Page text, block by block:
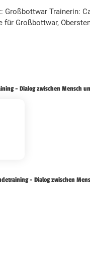
Großbottwar Trainerin:
Großbottwar,
- Dialog zwischen Mensch
- Dialog zwischen